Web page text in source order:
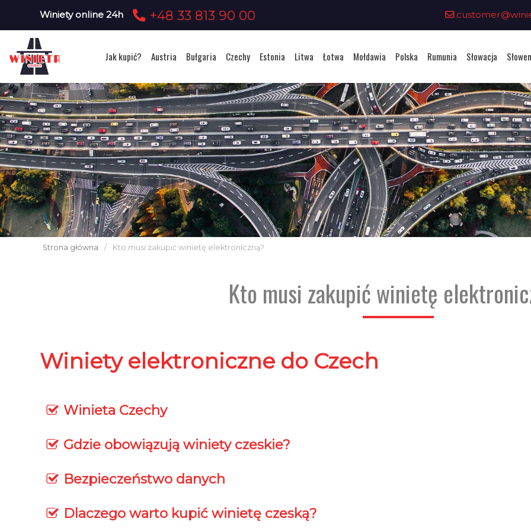
Winiety online 24h +48 33 813 90 00
Jak kupić? Austria Bułgaria Czechy Estonia Litwa Łotwa Mołdawia Polska Rumunia Słowacja
Strona główna / Kto musi zakupić winietę elektroniczną?
Kto musi zakupić winietę
Winiety elektroniczne do Czech
Winieta Czechy
Gdzie obowiązują winiety czeskie?
Bezpieczeństwo danych
Dlaczego warto kupić winietę czeską?